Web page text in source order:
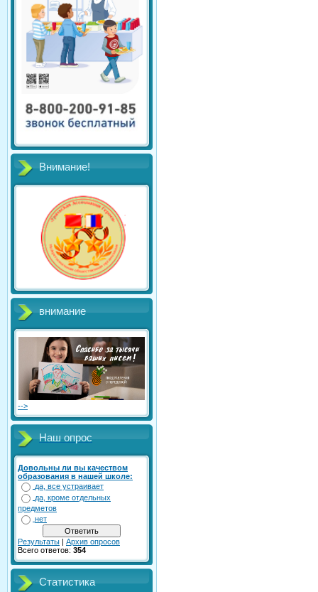
Внимание!
внимание
-->
Наш опрос
Довольны ли вы качеством
образования в нашей школе:
да, все устраивает
да, кроме отдельных
предметов
нет
Результаты | Архив опросов
Всего ответов: 354
Статистика